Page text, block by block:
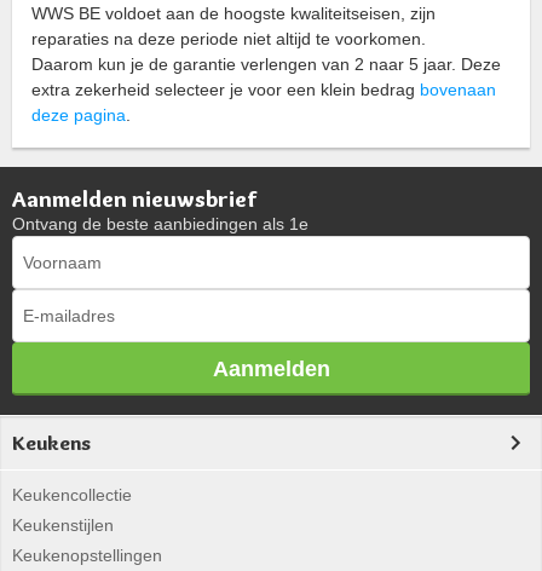
WWS BE voldoet aan de hoogste kwaliteitseisen, zijn
reparaties na deze periode niet altijd te voorkomen.
Daarom kun je de garantie verlengen van 2 naar 5 jaar. Deze
extra zekerheid selecteer je voor een klein bedrag bovenaan
deze pagina.
Aanmelden nieuwsbrief
Ontvang de beste aanbiedingen als 1e
Aanmelden
Keukens
Keukencollectie
Keukenstijlen
Keukenopstellingen